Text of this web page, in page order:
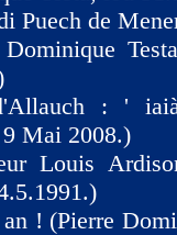
Puech de
: '
Mai 2008.)
Louis
! (Pierre